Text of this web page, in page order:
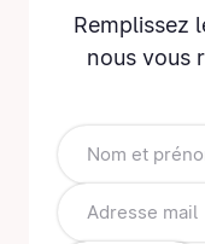
Remplissez
nous vous